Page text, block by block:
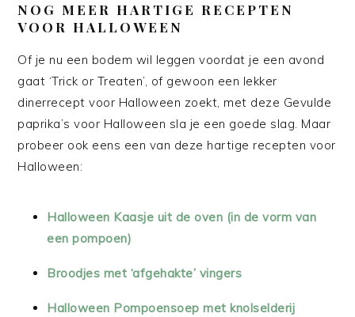
NOG MEER HARTIGE RECEPTEN
VOOR HALLOWEEN
Of je nu een bodem wil leggen voordat je een avond
gaat ‘Trick or Treaten’, of gewoon een lekker
dinerrecept voor Halloween zoekt, met deze Gevulde
paprika’s voor Halloween sla je een goede slag. Maar
probeer ook eens een van deze hartige recepten voor
Halloween:
Halloween Kaasje uit de oven (in de vorm van
een pompoen)
Broodjes met ‘afgehakte’ vingers
Halloween Pompoensoep met knolselderij